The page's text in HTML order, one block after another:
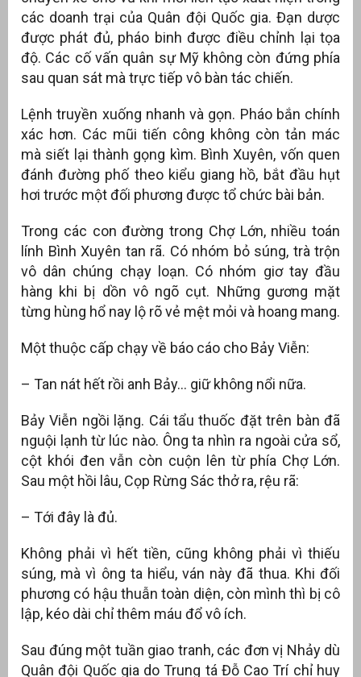
các doanh trại của Quân đội Quốc gia. Đạn dược
được phát đủ, pháo binh được điều chỉnh lại tọa
độ. Các cố vấn quân sự Mỹ không còn đứng phía
sau quan sát mà trực tiếp vô bàn tác chiến.
Lệnh truyền xuống nhanh và gọn. Pháo bắn chính
xác hơn. Các mũi tiến công không còn tản mác
mà siết lại thành gọng kìm. Bình Xuyên, vốn quen
đánh đường phố theo kiểu giang hồ, bắt đầu hụt
hơi trước một đối phương được tổ chức bài bản.
Trong các con đường trong Chợ Lớn, nhiều toán
lính Bình Xuyên tan rã. Có nhóm bỏ súng, trà trộn
vô dân chúng chạy loạn. Có nhóm giơ tay đầu
hàng khi bị dồn vô ngõ cụt. Những gương mặt
từng hùng hổ nay lộ rõ vẻ mệt mỏi và hoang mang.
Một thuộc cấp chạy về báo cáo cho Bảy Viễn:
– Tan nát hết rồi anh Bảy… giữ không nổi nữa.
Bảy Viễn ngồi lặng. Cái tẩu thuốc đặt trên bàn đã
nguội lạnh từ lúc nào. Ông ta nhìn ra ngoài cửa sổ,
cột khói đen vẫn còn cuộn lên từ phía Chợ Lớn.
Sau một hồi lâu, Cọp Rừng Sác thở ra, rệu rã:
– Tới đây là đủ.
Không phải vì hết tiền, cũng không phải vì thiếu
súng, mà vì ông ta hiểu, ván này đã thua. Khi đối
phương có hậu thuẫn toàn diện, còn mình thì bị cô
lập, kéo dài chỉ thêm máu đổ vô ích.
Sau đúng một tuần giao tranh, các đơn vị Nhảy dù
Quân đội Quốc gia do Trung tá Đỗ Cao Trí chỉ huy